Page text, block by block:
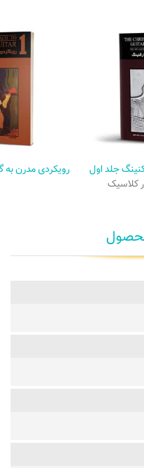
جلد اول
کلاسیک
رویکردی مدرن به